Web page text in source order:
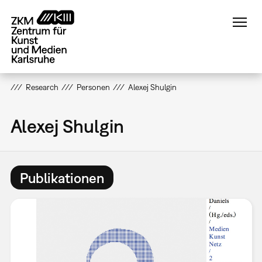
zum
Inhalt
Research Personen Alexej Shulgin
Alexej Shulgin
Publikationen